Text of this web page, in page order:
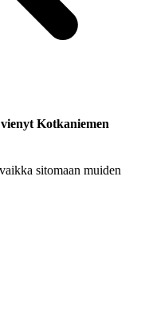
Kotkaniemen
sitomaan muiden